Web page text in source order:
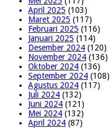
April 2025 (103)
Maret 2025 (117)
Februari 2025 (116)
Januari 2025 (114)
Desember 2024 (120)
November 2024 (136)
Oktober 2024 (136)
September 2024 (108)
Agustus 2024 (117)
Juli 2024 (132)
Juni 2024 (121)
Mei 2024 (132)
April 2024 (87)